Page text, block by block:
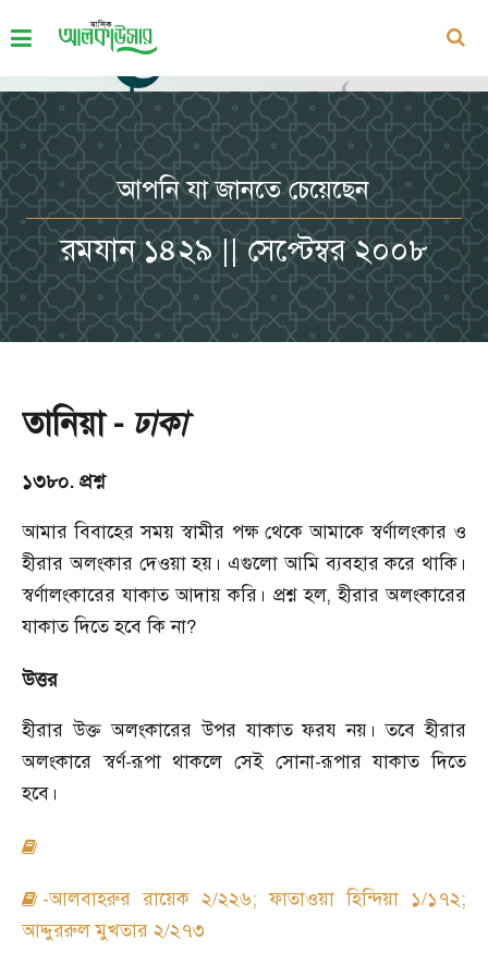
আপনি যা জানতে চেয়েছেন
রমযান ১৪২৯ || সেপ্টেম্বর ২০০৮
তানিয়া - ঢাকা
১৩৮০. প্রশ্ন
আমার বিবাহের সময় স্বামীর পক্ষ থেকে আমাকে স্বর্ণালংকার ও
হীরার অলংকার দেওয়া হয়। এগুলো আমি ব্যবহার করে থাকি।
স্বর্ণালংকারের যাকাত আদায় করি। প্রশ্ন হল, হীরার অলংকারের
যাকাত দিতে হবে কি না?
উত্তর
হীরার উক্ত অলংকারের উপর যাকাত ফরয নয়। তবে হীরার
অলংকারে স্বর্ণ-রূপা থাকলে সেই সোনা-রূপার যাকাত দিতে
হবে।
-আলবাহরুর রায়েক ২/২২৬; ফাতাওয়া হিন্দিয়া ১/১৭২;
আদ্দুররুল মুখতার ২/২৭৩